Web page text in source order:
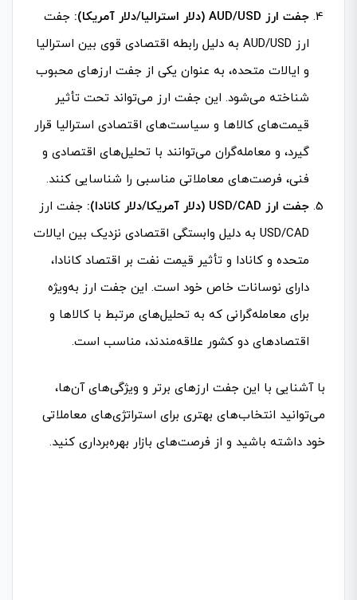
جفت ارز AUD/USD (دلار استرالیا/دلار آمریکا):
جفت
ارز AUD/USD به دلیل رابطه اقتصادی قوی بین استرالیا
و ایالات متحده، به عنوان یکی از جفت ارزهای محبوب
شناخته می‌شود. این جفت ارز می‌تواند تحت تأثیر
قیمت‌های کالاها و سیاست‌های اقتصادی استرالیا قرار
گیرد، و معامله‌گران می‌توانند با تحلیل‌های اقتصادی و
فنی، فرصت‌های معاملاتی مناسبی را شناسایی کنند.
جفت ارز USD/CAD (دلار آمریکا/دلار کانادا):
جفت ارز
USD/CAD به دلیل وابستگی اقتصادی نزدیک بین ایالات
متحده و کانادا و تأثیر قیمت نفت بر اقتصاد کانادا،
دارای نوسانات خاص خود است. این جفت ارز به‌ویژه
برای معامله‌گرانی که به تحلیل‌های مرتبط با کالاها و
اقتصادهای دو کشور علاقه‌مندند، مناسب است.
با آشنایی با این جفت ارزهای برتر و ویژگی‌های آن‌ها،
می‌توانید انتخاب‌های بهتری برای استراتژی‌های معاملاتی
خود داشته باشید و از فرصت‌های بازار بهره‌برداری کنید.